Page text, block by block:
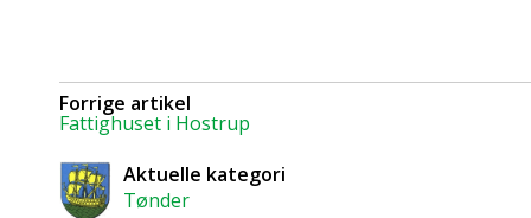
Forrige artikel
Fattighuset i Hostrup
Aktuelle kategori
Tønder